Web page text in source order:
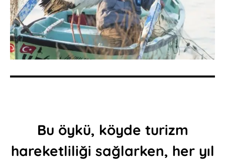
Bu öykü, köyde turizm
hareketliliği sağlarken, her yıl